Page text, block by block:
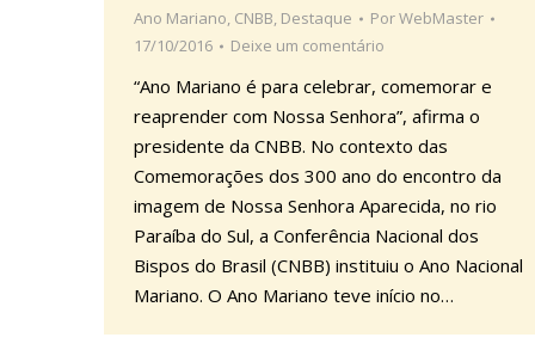
Ano Mariano, CNBB, Destaque PorWebMaster
17/10/2016
Deixe um comentário
“Ano Mariano é para celebrar, comemorar e
reaprender com Nossa Senhora”, afirma o
presidente da CNBB. No contexto das
Comemorações dos 300 ano do encontro da
imagem de Nossa Senhora Aparecida, no rio
Paraíba do Sul, a Conferência Nacional dos
Bispos do Brasil (CNBB) instituiu o Ano Nacional
Mariano. O Ano Mariano teve início no…